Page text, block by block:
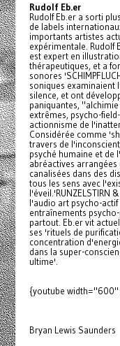
Rudolf Eb.er
Rudolf Eb.er a sorti
de labels
importants artistes
expérimentale. Rudolf
est expert en
thérapeutiques, et a
sonores
soniques examinaient
silence, et ont
paniquantes,
extrêmes, psycho-
actionnisme de
Considérée comme
travers de
psyché humaine et de
abréactives
canalisées dans des
tous les sens avec
l'éveil.'RUNZELSTIRN
l'audio art psycho-actif
entraînements
partout. Eb.er vit
ses 'rituels de
concentration
dans la super-
ultime'.
{youtube
Bryan Lewis Saunders